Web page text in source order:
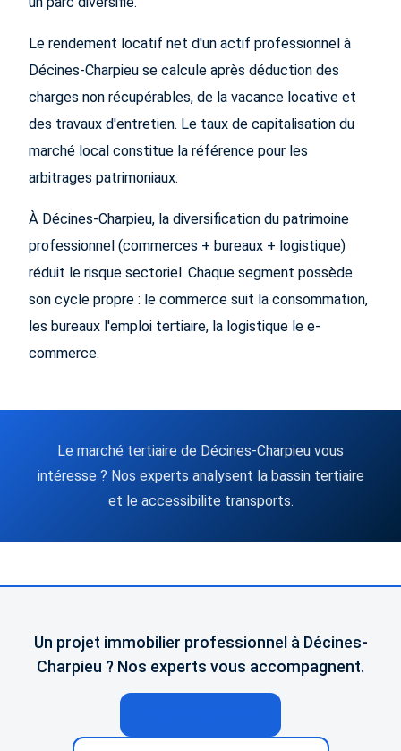
Le rendement locatif net d'un actif professionnel à
Décines-Charpieu se calcule après déduction des
charges non récupérables, de la vacance locative et
des travaux d'entretien. Le taux de capitalisation du
marché local constitue la référence pour les
arbitrages patrimoniaux.
À Décines-Charpieu, la diversification du patrimoine
professionnel (commerces + bureaux + logistique)
réduit le risque sectoriel. Chaque segment possède
son cycle propre : le commerce suit la consommation,
les bureaux l'emploi tertiaire, la logistique le e-
commerce.
Le marché tertiaire de Décines-Charpieu vous
intéresse ? Nos experts analysent la bassin tertiaire
et le accessibilite transports.
Un projet immobilier professionnel à Décines-
Charpieu ? Nos experts vous accompagnent.